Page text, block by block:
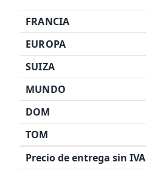
FRANCIA
EUROPA
SUIZA
MUNDO
DOM
TOM
Precio de entrega sin IVA